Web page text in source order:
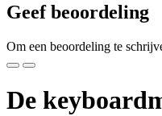
Geef beoordeling
Om een beoordeling te
De